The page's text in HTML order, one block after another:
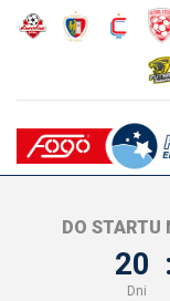
DO STARTU
20 :
Dni